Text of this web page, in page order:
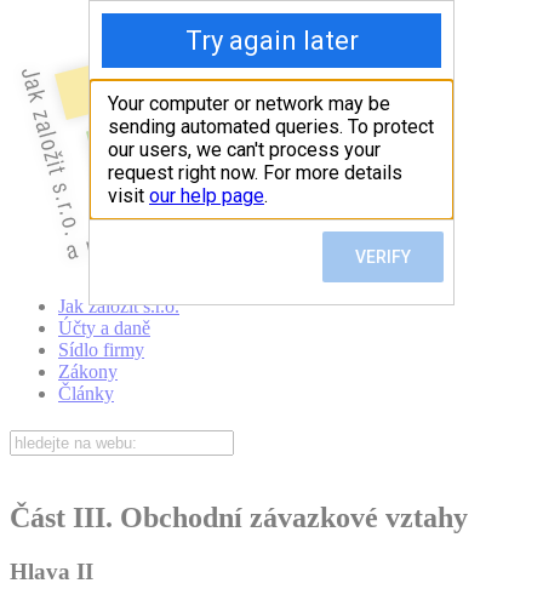
Jak založit s.r.o.
Účty a daně
Sídlo firmy
Zákony
Články
Část III. Obchodní závazkové vztahy
Hlava II